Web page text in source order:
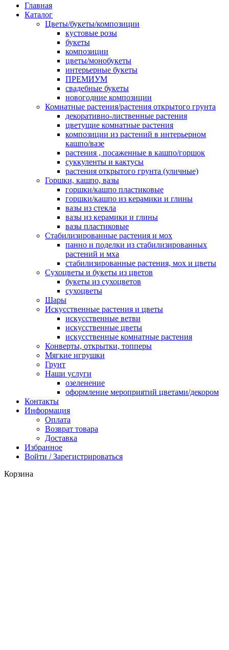
Главная
Каталог
Цветы/букеты/композиции
кустовые розы
букеты
композиции
цветы/монобукеты
интерьерные букеты
ПРЕМИУМ
свадебные букеты
новогодние композиции
Комнатные растения/растения открытого грунта
декоративно-лиственные растения
цветущие комнатные растения
композиции из растений в интерьерном
кашпо/вазе
растения , посаженные в кашпо/горшок
суккуленты и кактусы
растения открытого грунта (уличные)
Горшки, кашпо, вазы
горшки/кашпо пластиковые
горшки/кашпо из керамики и глины
вазы из стекла
вазы из керамики и глины
вазы пластиковые
Стабилизированные растения и мох
панно и поделки из стабилизированных
растений и мха
стабилизированные растения, мох и цветы
Сухоцветы и букеты из цветов
букеты из сухоцветов
сухоцветы
Шары
Искусственные растения и цветы
искусственные ветви
искусственные цветы
искусственные комнатные растения
Конверты, открытки, топперы
Мягкие игрушки
Грунт
Наши услуги
озеленение
оформление мероприятий цветами/декором
Контакты
Информация
Оплата
Возврат товара
Доставка
Избранное
Войти / Зарегистрироваться
Корзина